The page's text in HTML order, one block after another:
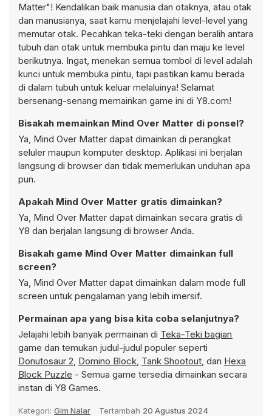
Matter"! Kendalikan baik manusia dan otaknya, atau otak
dan manusianya, saat kamu menjelajahi level-level yang
memutar otak. Pecahkan teka-teki dengan beralih antara
tubuh dan otak untuk membuka pintu dan maju ke level
berikutnya. Ingat, menekan semua tombol di level adalah
kunci untuk membuka pintu, tapi pastikan kamu berada
di dalam tubuh untuk keluar melaluinya! Selamat
bersenang-senang memainkan game ini di Y8.com!
Bisakah memainkan Mind Over Matter di ponsel?
Ya, Mind Over Matter dapat dimainkan di perangkat
seluler maupun komputer desktop. Aplikasi ini berjalan
langsung di browser dan tidak memerlukan unduhan apa
pun.
Apakah Mind Over Matter gratis dimainkan?
Ya, Mind Over Matter dapat dimainkan secara gratis di
Y8 dan berjalan langsung di browser Anda.
Bisakah game Mind Over Matter dimainkan full
screen?
Ya, Mind Over Matter dapat dimainkan dalam mode full
screen untuk pengalaman yang lebih imersif.
Permainan apa yang bisa kita coba selanjutnya?
Jelajahi lebih banyak permainan di Teka-Teki bagian
game dan temukan judul-judul populer seperti
Donutosaur 2, Domino Block, Tank Shootout, dan Hexa
Block Puzzle - Semua game tersedia dimainkan secara
instan di Y8 Games.
Kategori: Gim Nalar Tertambah 20 Agustus 2024